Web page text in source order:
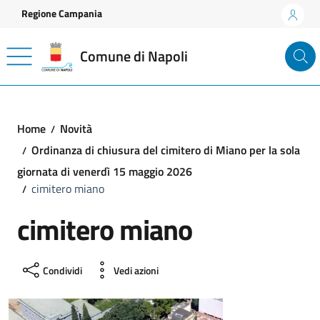
Vai ai contenuti
Vai al footer
Regione Campania
Comune di Napoli
Home
Novità
Ordinanza di chiusura del cimitero di Miano per la sola
giornata di venerdì 15 maggio 2026
cimitero miano
cimitero miano
Condividi Vedi azioni